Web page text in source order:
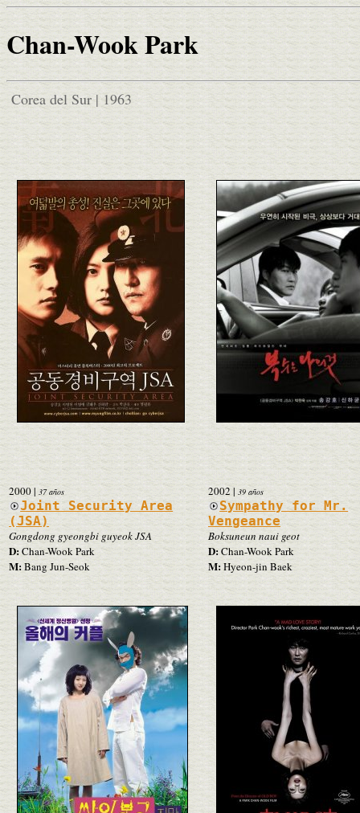
Chan-Wook Park
Corea del Sur | 1963
2000| 37 años
Joint Security Area
(JSA)
Gongdong gyeongbi guyeok JSA
D:Chan-Wook Park
M:Bang Jun-Seok
2002| 39 años
Sympathy for Mr.
Vengeance
Boksuneun naui geot
D:Chan-Wook Park
M:Hyeon-jin Baek